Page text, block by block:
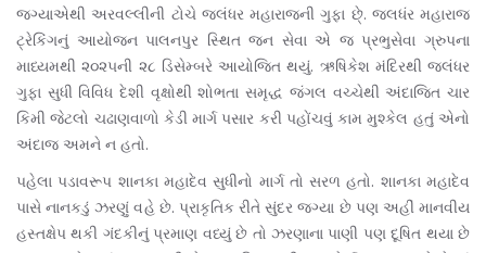
જગ્યાએથી અરવલ્લીની ટોચે જલંધર મહારાજની ગુફા છે્. જલધંર મહારાજ
ટ્રેકિંગનું આયોજન પાલનપુર સ્થિત જન સેવા એ જ પ્રભુસેવા ગ્રુપના
માધ્યમથી ૨૦૨૫ની ૨૮ ડિસેમ્બરે આયોજિત થયું. ઋષિકેશ મંદિરથી જલંધર
ગુફા સુધી વિવિધ દેશી વૃક્ષોથી શોભતા સમૃદ્ધ જંગલ વચ્ચેથી અંદાજિત ચાર
કિમી જેટલો ચઢાણવાળો કેડી માર્ગ પસાર કરી પહોંચવું કામ‌ મુશ્કેલ હતું એનો
અંદાજ અમને ન હતો.
પહેલા પડાવરૂપ શાનકા મહાદેવ સુધીનો‌ માર્ગ તો સરળ હતો. શાનકા મહાદેવ
પાસે નાનકડું ઝરણું વહે છે. પ્રાકૃતિક રીતે સુંદર જગ્યા છે પણ અહીં માનવીય
હસ્તક્ષેપ થકી ગંદકીનું પ્રમાણ વધ્યું છે તો ઝરણાના પાણી પણ દૂષિત થયા છે